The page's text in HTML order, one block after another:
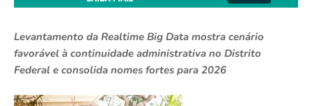
Levantamento da Realtime Big Data mostra cenário
favorável à continuidade administrativa no Distrito
Federal e consolida nomes fortes para 2026